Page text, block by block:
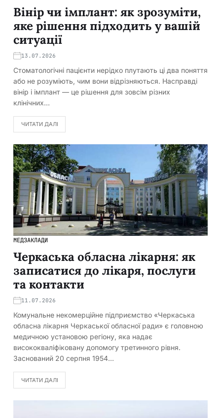
Вінір чи імплант: як зрозуміти,
яке рішення підходить у вашій
ситуації
13.07.2026
Стоматологічні пацієнти нерідко плутають ці два поняття
або не розуміють, чим вони відрізняються. Насправді
вінір і імплант — це рішення для зовсім різних
клінічних…
ЧИТАТИ ДАЛІ
МЕДЗАКЛАДИ
Черкаська обласна лікарня: як
записатися до лікаря, послуги
та контакти
11.07.2026
Комунальне некомерційне підприємство «Черкаська
обласна лікарня Черкаської обласної ради» є головною
медичною установою регіону, яка надає
висококваліфіковану допомогу третинного рівня.
Заснований 20 серпня 1954…
ЧИТАТИ ДАЛІ